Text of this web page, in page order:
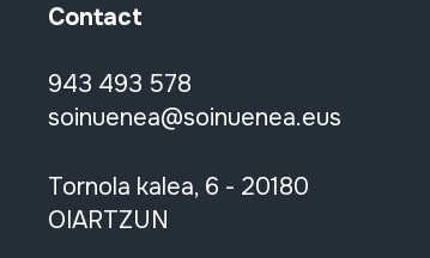
Contact
943 493 578
soinuenea@soinuenea.eus
Tornola kalea, 6 - 20180
OIARTZUN